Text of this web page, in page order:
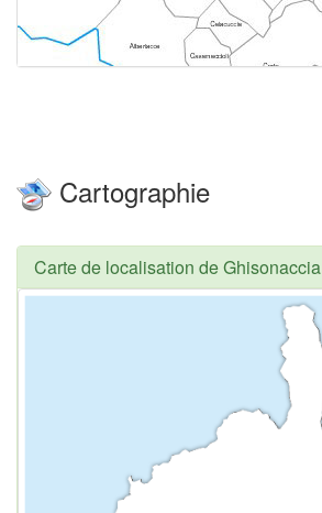
Cartographie
Carte de localisation de Ghisonaccia